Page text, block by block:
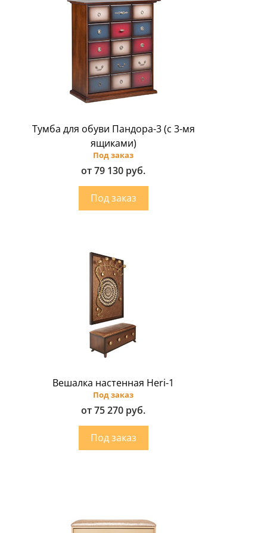
Тумба для обуви Пандора-3 (с 3-мя
ящиками)
Под заказ
от 79 130 руб.
Вешалка настенная Heri-1
Под заказ
от 75 270 руб.